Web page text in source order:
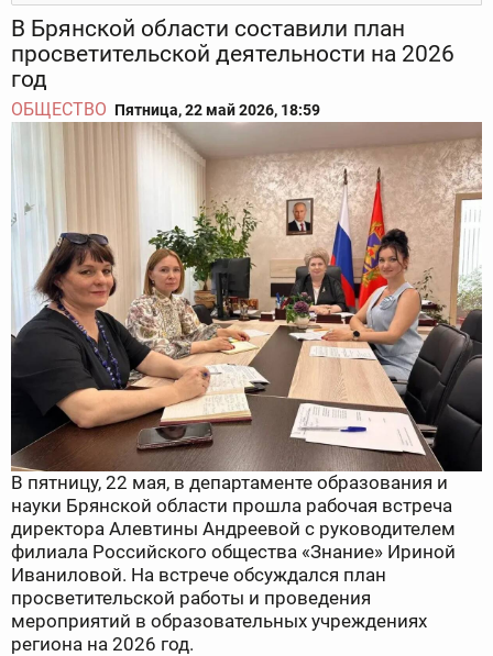
В Брянской области составили план
просветительской деятельности на 2026
год
ОБЩЕСТВО Пятница, 22 май 2026, 18:59
В пятницу, 22 мая, в департаменте образования и
науки Брянской области прошла рабочая встреча
директора Алевтины Андреевой с руководителем
филиала Российского общества «Знание» Ириной
Иваниловой. На встрече обсуждался план
просветительской работы и проведения
мероприятий в образовательных учреждениях
региона на 2026 год.